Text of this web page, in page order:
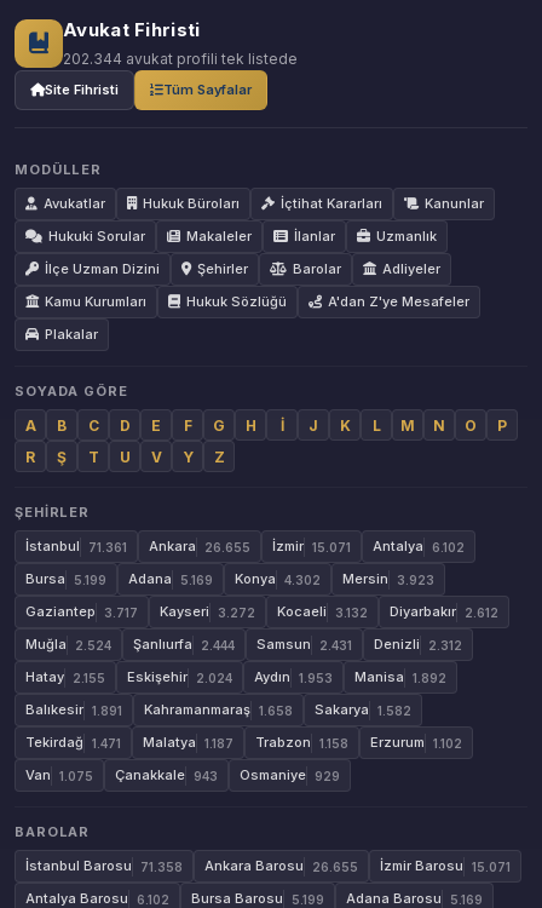
Avukat Fihristi
202.344 avukat profili tek listede
Site Fihristi Tüm Sayfalar
MODÜLLER
Avukatlar
Hukuk Büroları İçtihat Kararları
Kanunlar
Hukuki Sorular
Makaleler İlanlar
Uzmanlık
İlçe Uzman Dizini
Şehirler Barolar
Adliyeler
Kamu Kurumları
Hukuk Sözlüğü
A'dan Z'ye Mesafeler
Plakalar
SOYADA GÖRE
A B C D E F G H İ J K L M N O
P
R
Ş T U V Y Z
ŞEHIRLER
İstanbul
71.361 Ankara 26.655 İzmir 15.071 Antalya 6.102
Bursa 5.199 Adana 5.169 Konya 4.302 Mersin 3.923
Gaziantep 3.717 Kayseri 3.272 Kocaeli 3.132 Diyarbakır 2.612
Muğla 2.524 Şanlıurfa 2.444 Samsun 2.431 Denizli 2.312
Hatay 2.155 Eskişehir 2.024 Aydın 1.953 Manisa 1.892
Balıkesir 1.891 Kahramanmaraş 1.658 Sakarya 1.582
Tekirdağ 1.471 Malatya 1.187 Trabzon 1.158 Erzurum 1.102
Van 1.075 Çanakkale 943 Osmaniye 929
BAROLAR
İstanbul Barosu
71.358 Ankara Barosu 26.655 İzmir Barosu 15.071
Antalya Barosu 6.102 Bursa Barosu 5.199 Adana Barosu 5.169